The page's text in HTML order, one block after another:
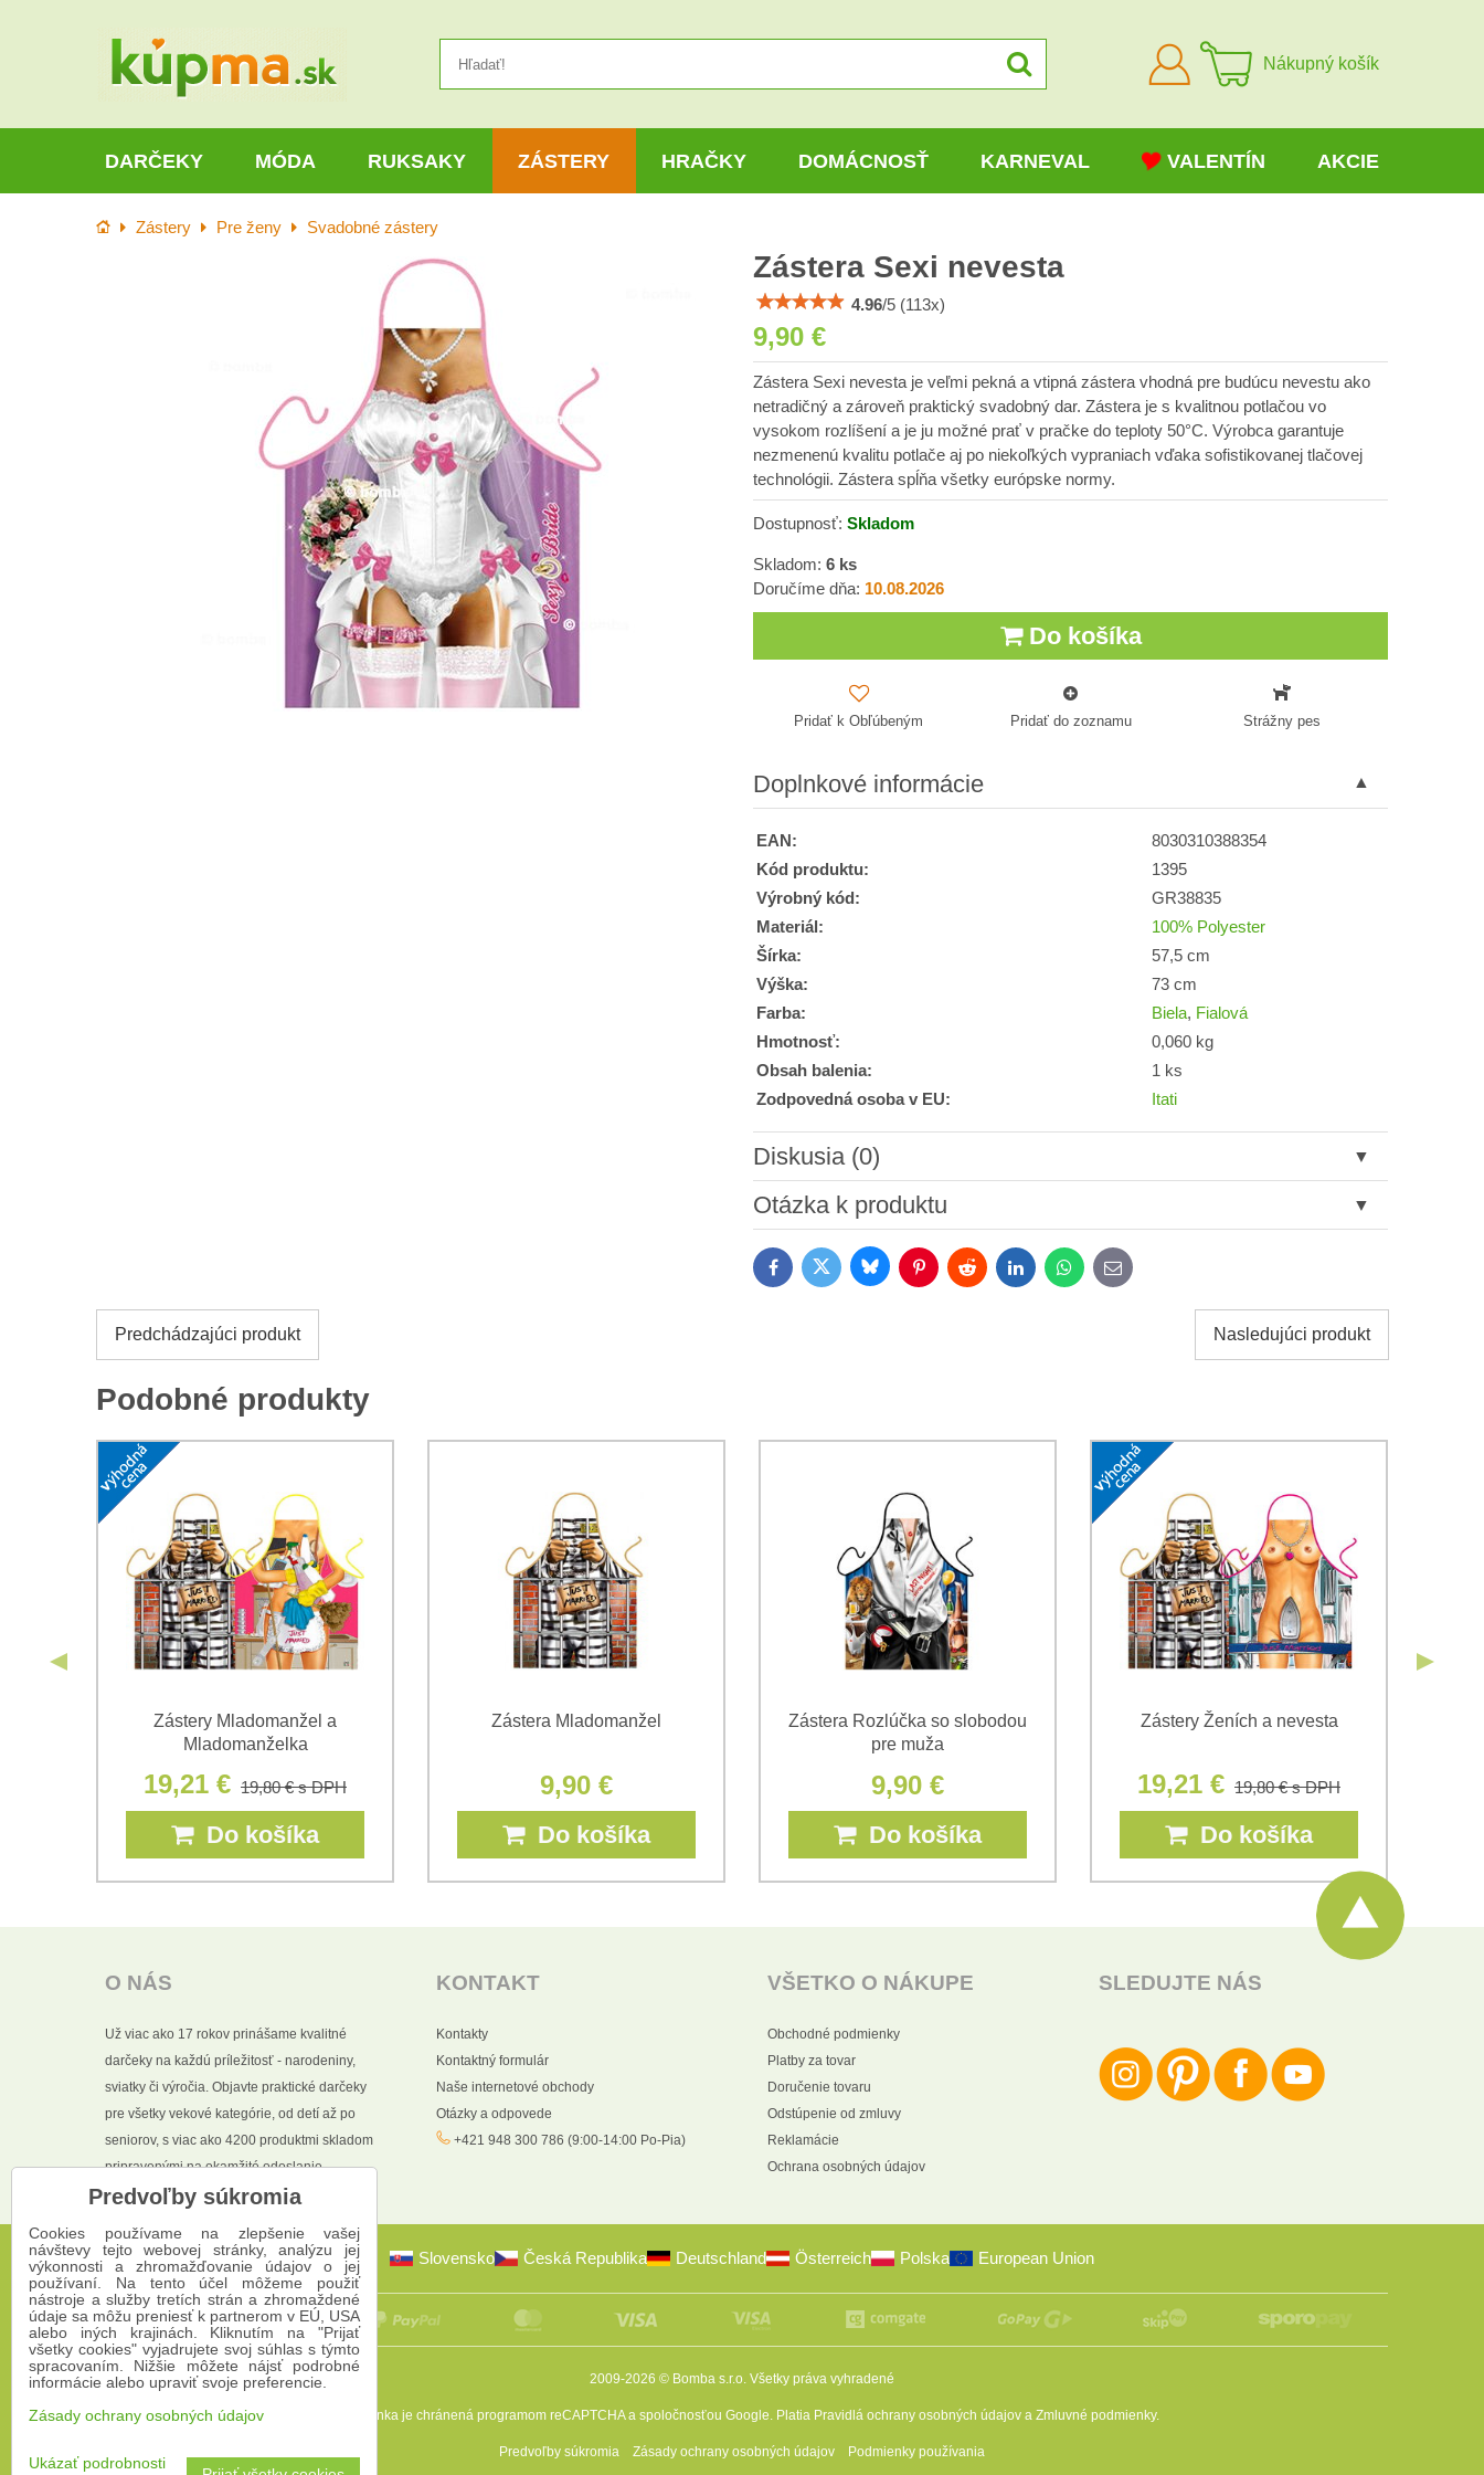
Prihlásiť
sa
Nákupný košík
DARČEKY MÓDA RUKSAKY ZÁSTERY HRAČKY DOMÁCNOSŤ KARNEVAL VALENTÍN AKCIE
Úvod Zástery Pre ženy Svadobné zástery
Zástera Sexi nevesta
4.96/5 (113x)
9,90 €
Zástera Sexi nevesta je veľmi pekná a vtipná zástera vhodná pre budúcu nevestu ako
netradičný a zároveň praktický svadobný dar. Zástera je s kvalitnou potlačou vo
vysokom rozlíšení a je ju možné prať v pračke do teploty 50°C. Výrobca garantuje
nezmenenú kvalitu potlače aj po niekoľkých vypraniach vďaka sofistikovanej tlačovej
technológii. Zástera spĺňa všetky európske normy.
Dostupnosť: Skladom
Skladom: 6 ks
Doručíme dňa: 10.08.2026
Do košíka
Pridať k Obľúbeným Pridať do zoznamu Strážny pes
Doplnkové informácie
EAN:
8030310388354
Kód produktu:
1395
Výrobný kód:
GR38835
Materiál:
100% Polyester
Šírka:
57,5 cm
Výška:
73 cm
Farba:
Biela, Fialová
Hmotnosť:
0,060 kg
Obsah balenia:
1 ks
Zodpovedná osoba v EU:
Itati
Diskusia (0)
Nový komentár
Oboznámil som sa s podmienkamiOchrany osobných údajovspoločnosti Bomba s.r.o.
Otázka k produktu
FacebookTwitter BlueskyPinterestReddit LinkedInWhatsApp
E-
mail
Predchádzajúci produkt Nasledujúci produkt
Podobné produkty
Zástery Mladomanžel a
Mladomanželka
19,21 € 19,80 €s DPH
Do košíka
Zástera Mladomanžel
9,90 €
Do košíka
Zástera Rozlúčka so slobodou
pre muža
9,90 €
Do košíka
Zástery Ženích a nevesta
19,21 € 19,80 €s DPH
Do košíka
O NÁS
Už viac ako 17 rokov prinášame kvalitné
darčeky na každú príležitosť - narodeniny,
sviatky či výročia. Objavte praktické darčeky
pre všetky vekové kategórie, od detí až po
seniorov, s viac ako 4200 produktmi skladom
pripravenými na okamžité odoslanie.
KONTAKT
Kontakty
Kontaktný formulár
Naše internetové obchody
Otázky a odpovede
+421 948 300 786 (9:00-14:00 Po-Pia)
VŠETKO O NÁKUPE
Obchodné podmienky
Platby za tovar
Doručenie tovaru
Odstúpenie od zmluvy
Reklamácie
Ochrana osobných údajov
SLEDUJTE NÁS
Slovensko Česká Republika Deutschland Österreich Polska European Union
2009-2026 © Bomba s.r.o. Všetky práva vyhradené
Táto stránka je chránená programom reCAPTCHA a spoločnosťou Google. Platia Pravidlá ochrany osobných údajov a Zmluvné podmienky.
Predvoľby súkromia Zásady ochrany osobných údajov Podmienky používania
Predvoľby súkromia
Cookies používame na zlepšenie vašej
návštevy tejto webovej stránky, analýzu jej
výkonnosti a zhromažďovanie údajov o jej
používaní. Na tento účel môžeme použiť
nástroje a služby tretích strán a zhromaždené
údaje sa môžu preniesť k partnerom v EÚ, USA
alebo iných krajinách. Kliknutím na "Prijať
všetky cookies" vyjadrujete svoj súhlas s týmto
spracovaním. Nižšie môžete nájsť podrobné
informácie alebo upraviť svoje preferencie.
Zásady ochrany osobných údajov
Ukázať podrobnosti